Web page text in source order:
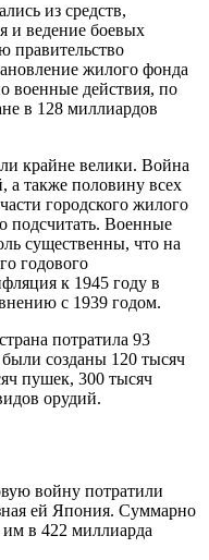
из средств,
и ведение боевых
правительство
жилого фонда
военные действия, по
в 128 миллиардов
крайне велики. Война
а также половину всех
городского жилого
подсчитать. Военные
существенны, что на
годового
к 1945 году в
с 1939 годом.
потратила 93
созданы 120 тысяч
пушек, 300 тысяч
орудий.
войну потратили
ей Япония. Суммарно
в 422 миллиарда